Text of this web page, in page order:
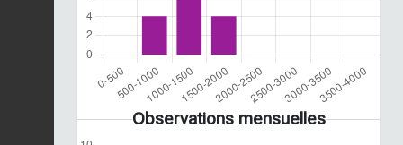
Observations mensuelles